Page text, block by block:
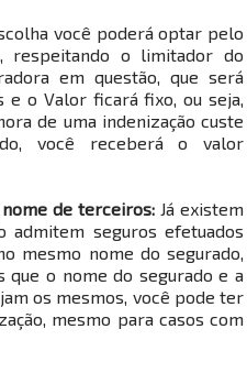
você poderá optar pelo
respeitando o limitador do
em questão, que será
e o Valor ficará fixo, ou seja,
de uma indenização custe
você receberá o valor
nome de terceiros: Já existem
admitem seguros efetuados
mesmo nome do segurado,
que o nome do segurado e a
os mesmos, você pode ter
mesmo para casos com